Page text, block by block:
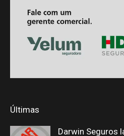
Últimas
Darwin Seguros